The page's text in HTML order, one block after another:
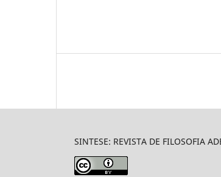
SINTESE: REVISTA DE FILOSOFIA